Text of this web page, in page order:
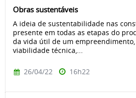
Obras sustentáveis
A ideia de sustentabilidade nas
presente em todas as etapas do
da vida útil de um
viabilidade técnica,...
26/04/22 16h22